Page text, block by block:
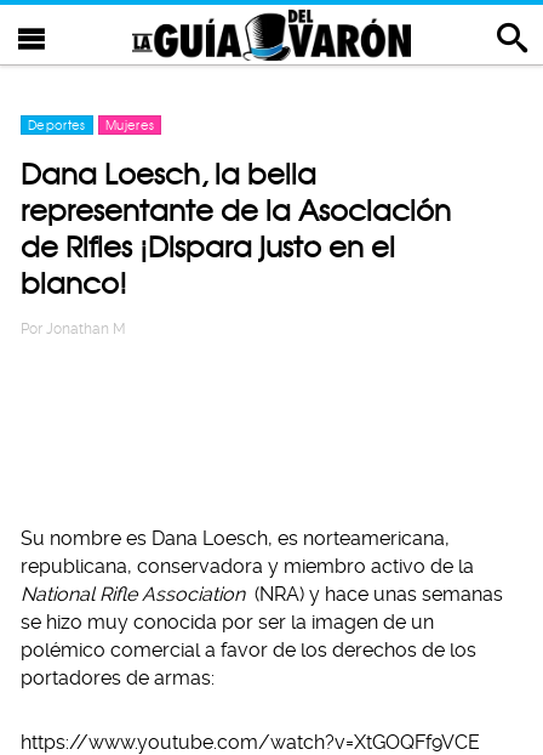
Deportes Mujeres
Dana Loesch, la bella
representante de la Asociación
de Rifles ¡Dispara justo en el
blanco!
Por Jonathan M
Su nombre es Dana Loesch, es norteamericana,
republicana, conservadora y miembro activo de la
National Rifle Association (NRA) y hace unas semanas
se hizo muy conocida por ser la imagen de un
polémico comercial a favor de los derechos de los
portadores de armas:
https://www.youtube.com/watch?v=XtGOQFf9VCE